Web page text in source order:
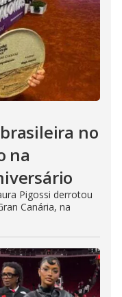
no
na
Pigossi derrotou
Canária, na